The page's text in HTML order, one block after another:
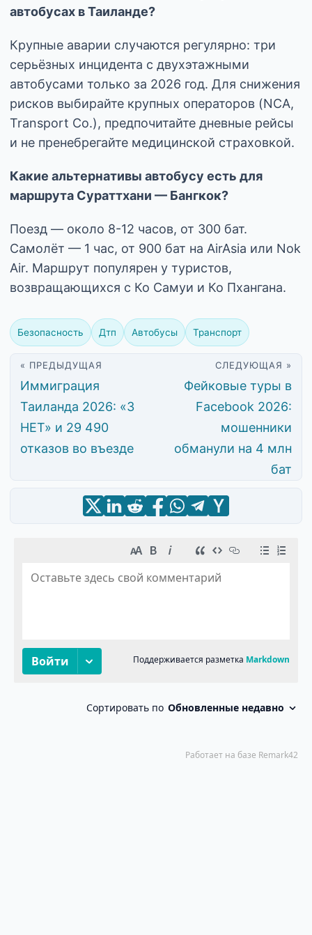
автобусах в Таиланде?
Крупные аварии случаются регулярно: три
серьёзных инцидента с двухэтажными
автобусами только за 2026 год. Для снижения
рисков выбирайте крупных операторов (NCA,
Transport Co.), предпочитайте дневные рейсы
и не пренебрегайте медицинской страховкой.
Какие альтернативы автобусу есть для
маршрута Сураттхани — Бангкок?
Поезд — около 8-12 часов, от 300 бат.
Самолёт — 1 час, от 900 бат на AirAsia или Nok
Air. Маршрут популярен у туристов,
возвращающихся с Ко Самуи и Ко Пхангана.
Безопасность Дтп Автобусы Транспорт
« ПРЕДЫДУЩАЯ
Иммиграция
Таиланда 2026: «3
НЕТ» и 29 490
отказов во въезде
СЛЕДУЮЩАЯ »
Фейковые туры в
Facebook 2026:
мошенники
обманули на 4 млн
бат